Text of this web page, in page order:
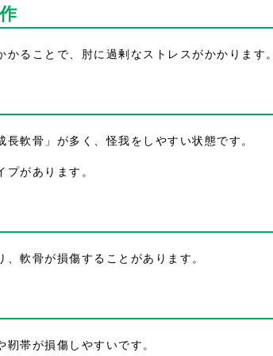
かることで、肘に過剰なストレスがかかります。
軟骨」が多く、怪我をしやすい状態です。
があります。
軟骨が損傷することがあります。
帯が損傷しやすいです。